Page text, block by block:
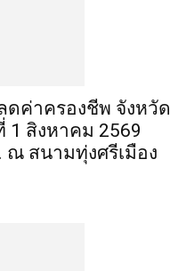
ดค่าครองชีพ จังหวัด
1 สิงหาคม 2569
ณ สนามทุ่งศรีเมือง